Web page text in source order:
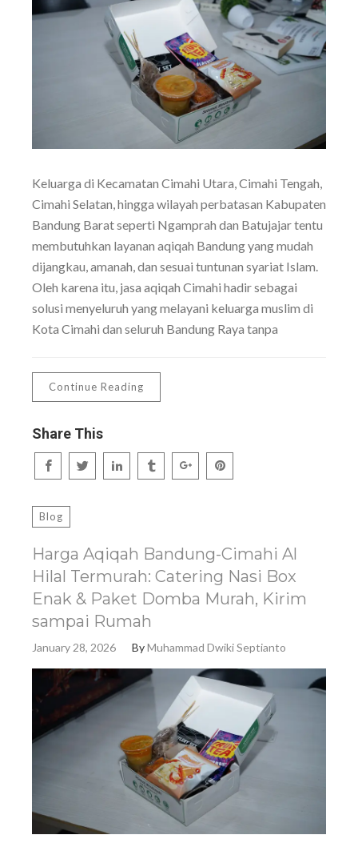
Keluarga di Kecamatan Cimahi Utara, Cimahi Tengah,
Cimahi Selatan, hingga wilayah perbatasan Kabupaten
Bandung Barat seperti Ngamprah dan Batujajar tentu
membutuhkan layanan aqiqah Bandung yang mudah
dijangkau, amanah, dan sesuai tuntunan syariat Islam.
Oleh karena itu, jasa aqiqah Cimahi hadir sebagai
solusi menyeluruh yang melayani keluarga muslim di
Kota Cimahi dan seluruh Bandung Raya tanpa
Continue Reading
Share This
Blog
Harga Aqiqah Bandung-Cimahi Al
Hilal Termurah: Catering Nasi Box
Enak & Paket Domba Murah, Kirim
sampai Rumah
January 28, 2026 ByMuhammad Dwiki Septianto